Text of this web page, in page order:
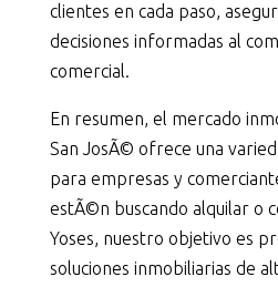
clientes en cada paso,
decisiones informadas al
comercial.
En resumen, el mercado
San JosÃ© ofrece una
para empresas y
estÃ©n buscando alquilar o
Yoses, nuestro objetivo es
soluciones inmobiliarias de